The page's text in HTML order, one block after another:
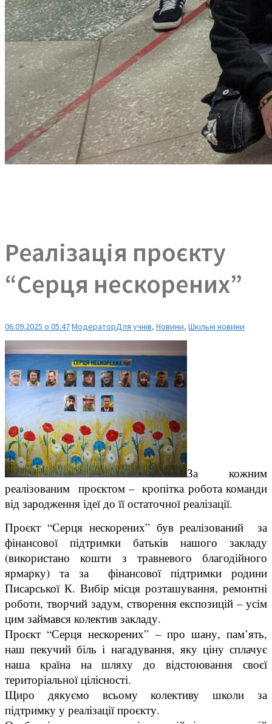
Реалізація проєкту
“Серця нескорених”
06.09.2025 о 05:47МодераторДля учнів, Новини, Шкільні новини
За кожним
реалізованим проєктом – кропітка робота команди
від зародження ідеї до її остаточної реалізації.
Проєкт “Серця нескорених” був реалізований за
фінансової підтримки батьків нашого закладу
(використано кошти з травневого благодійного
ярмарку) та за фінансової підтримки родини
Писарської К. Вибір місця розташування, ремонтні
роботи, творчий задум, створення експозицій – усім
цим займався колектив закладу.
Проєкт “Серця нескорених” – про шану, пам’ять,
наш пекучий біль і нагадування, яку ціну сплачує
наша країна на шляху до відстоювання своєї
територіальної цілісності.
Щиро дякуємо всьому колективу школи за
підтримку у реалізації проєкту.